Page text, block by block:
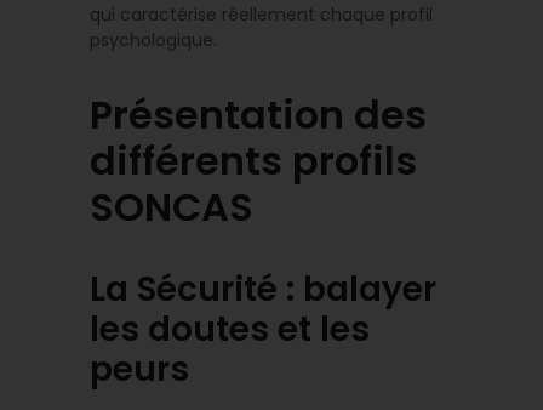
qui caractérise réellement chaque profil
psychologique.
Présentation des
différents profils
SONCAS
La Sécurité : balayer
les doutes et les
peurs